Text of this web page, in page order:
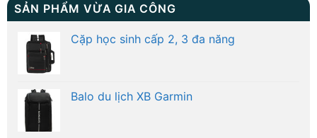
SẢN PHẨM VỪA GIA CÔNG
Cặp học sinh cấp 2, 3 đa năng
Balo du lịch XB Garmin